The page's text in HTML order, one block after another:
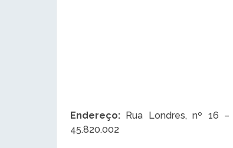
Endereço: Rua Londres, nº 16
45.820.002